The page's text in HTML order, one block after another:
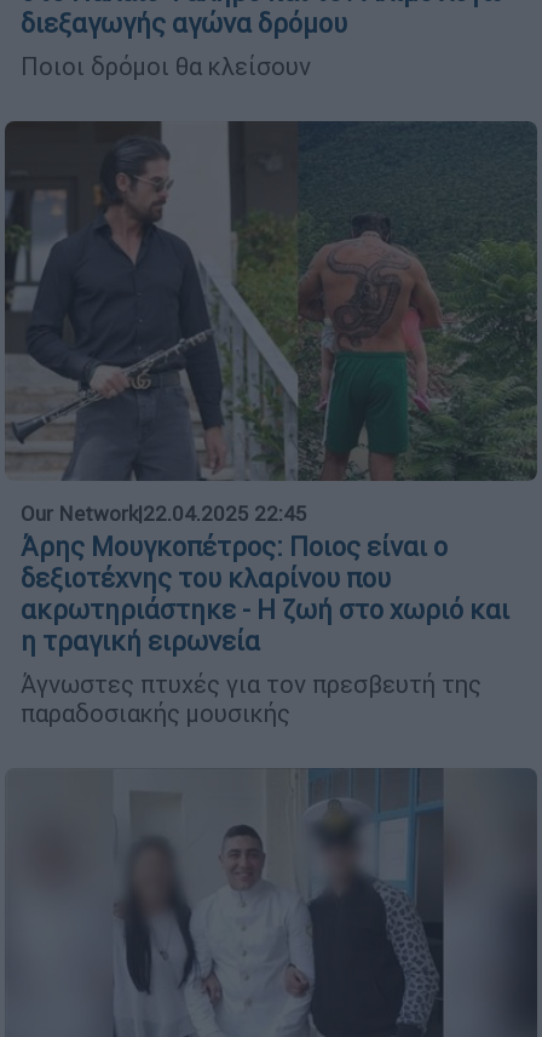
διεξαγωγής αγώνα δρόμου
Ποιοι δρόμοι θα κλείσουν
Our Network|22.04.2025 22:45
Άρης Μουγκοπέτρος: Ποιος είναι ο
δεξιοτέχνης του κλαρίνου που
ακρωτηριάστηκε - Η ζωή στο χωριό και
η τραγική ειρωνεία
Άγνωστες πτυχές για τον πρεσβευτή της
παραδοσιακής μουσικής